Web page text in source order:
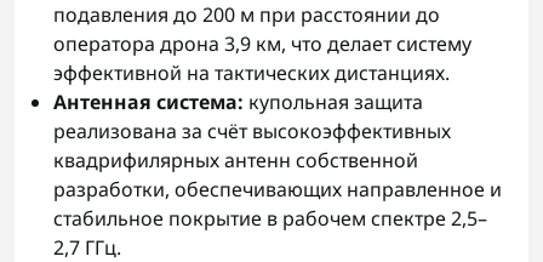
подавления до 200 м при расстоянии до
оператора дрона 3,9 км, что делает систему
эффективной на тактических дистанциях.
Антенная система: купольная защита
реализована за счёт высокоэффективных
квадрифилярных антенн собственной
разработки, обеспечивающих направленное и
стабильное покрытие в рабочем спектре 2,5–
2,7 ГГц.